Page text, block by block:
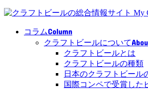
コラムColumn
クラフトビールについて
クラフトビールとは
クラフトビールの種類
日本のクラフトビール
国際コンペで受賞した